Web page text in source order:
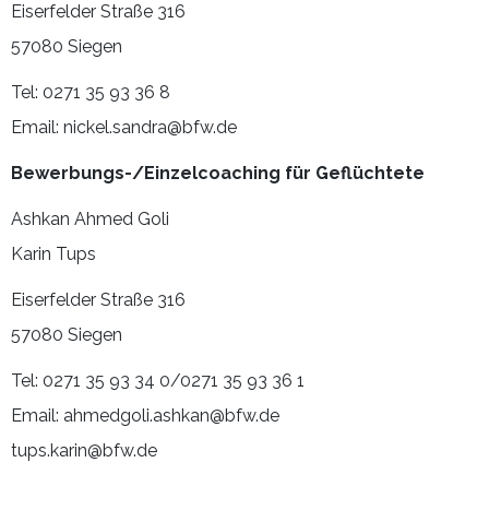
Eiserfelder Straße 316
57080 Siegen
Tel: 0271 35 93 36 8
Email: nickel.sandra@bfw.de
Bewerbungs-/Einzelcoaching für Geflüchtete
Ashkan Ahmed Goli
Karin Tups
Eiserfelder Straße 316
57080 Siegen
Tel: 0271 35 93 34 0/0271 35 93 36 1
Email: ahmedgoli.ashkan@bfw.de
tups.karin@bfw.de